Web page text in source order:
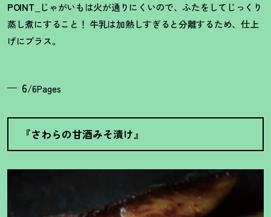
POINT_
じゃがいもは火が通りにくいので、ふたをしてじっくり
蒸し煮にすること ！ 牛乳は加熱しすぎると分離するため、仕上
げにプラス。
6/6Pages
『さわらの甘酒みそ漬け』